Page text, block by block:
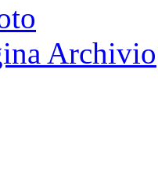
Archivio